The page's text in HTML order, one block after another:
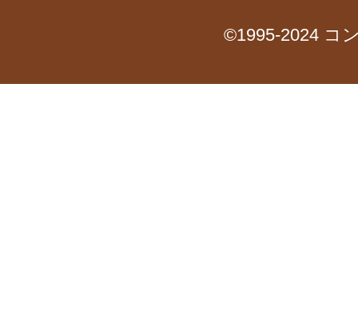
©1995-2024 コ